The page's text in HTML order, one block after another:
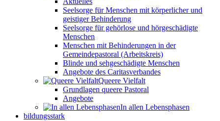
Seelsorge für Menschen mit körperlicher und
geistiger Behinderung
Seelsorge für gehörlose und hörgeschädigte
Menschen
Menschen mit Behinderungen in der
Gemeindepastoral (Arbeitskreis)
Blinde und sehgeschädigte Menschen
Angebote des Caritasverbandes
Queere Vielfalt
Grundlagen queere Pastoral
Angebote
In allen Lebensphasen
bildungsstark